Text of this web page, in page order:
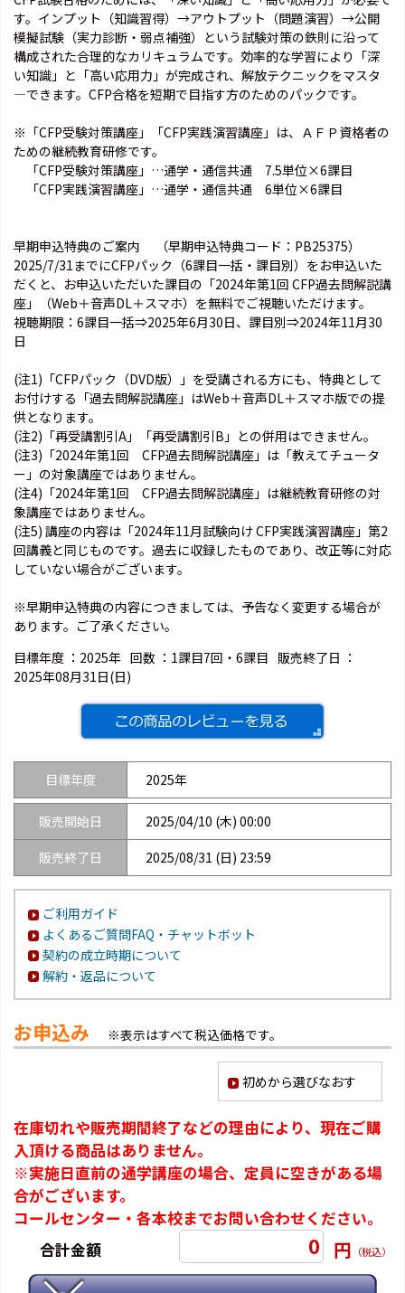
す。インプット（知識習得）→アウトプット（問題演習）→公開
模擬試験（実力診断・弱点補強）という試験対策の鉄則に沿って
構成された合理的なカリキュラムです。効率的な学習により「深
い知識」と「高い応用力」が完成され、解放テクニックをマスタ
―できます。CFP合格を短期で目指す方のためのパックです。
※「CFP受験対策講座」「CFP実践演習講座」は、ＡＦＰ資格者の
ための継続教育研修です。
「CFP受験対策講座」…通学・通信共通 7.5単位×6課目
「CFP実践演習講座」…通学・通信共通 6単位×6課目
早期申込特典のご案内 （早期申込特典コード：PB25375）
2025/7/31までにCFPパック（6課目一括・課目別）をお申込いた
だくと、お申込いただいた課目の「2024年第1回 CFP過去問解説講
座」（Web＋音声DL＋スマホ）を無料でご視聴いただけます。
視聴期限：6課目一括⇒2025年6月30日、課目別⇒2024年11月30
日
(注1)「CFPパック（DVD版）」を受講される方にも、特典として
お付けする「過去問解説講座」はWeb＋音声DL＋スマホ版での提
供となります。
(注2)「再受講割引A」「再受講割引B」との併用はできません。
(注3)「2024年第1回 CFP過去問解説講座」は「教えてチュータ
ー」の対象講座ではありません。
(注4)「2024年第1回 CFP過去問解説講座」は継続教育研修の対
象講座ではありません。
(注5) 講座の内容は「2024年11月試験向け CFP実践演習講座」第2
回講義と同じものです。過去に収録したものであり、改正等に対応
していない場合がございます。
※早期申込特典の内容につきましては、予告なく変更する場合が
あります。ご了承ください。
目標年度 ： 2025年 回数 ： 1課目7回・6課目 販売終了日 ：
2025年08月31日(日)
目標年度 2025年
販売開始日
2025/04/10 (木) 00:00
販売終了日
2025/08/31 (日) 23:59
ご利用ガイド
よくあるご質問FAQ・チャットボット
契約の成立時期について
解約・返品について
お申込み ※表示はすべて税込価格です。
初めから選びなおす
在庫切れや販売期間終了などの理由により、現在ご購
入頂ける商品はありません。
※実施日直前の通学講座の場合、定員に空きがある場
合がございます。
コールセンター・各本校までお問い合わせください。
合計金額
0 円 （税込）